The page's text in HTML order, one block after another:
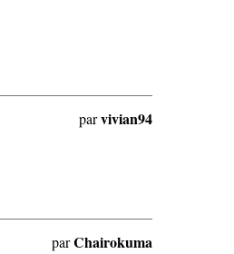
parvivian94
parChairokuma